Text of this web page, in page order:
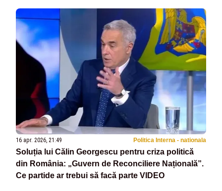
16 apr. 2026, 21:49 Politica Interna - nationala
Soluția lui Călin Georgescu pentru criza politică
din România: „Guvern de Reconciliere Națională”.
Ce partide ar trebui să facă parte VIDEO